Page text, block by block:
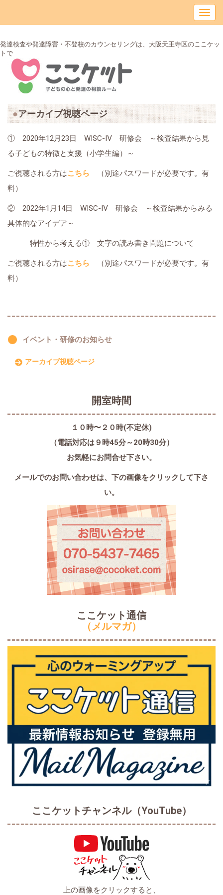
発達検査や発達障害・不登校のカウンセリングは、大阪天王寺区のここケッ
トで
アーカイブ視聴ページ
① 2020年12月23日 WISC-Ⅳ 研修会 ～検査結果から見
る子どもの特徴と支援（小学生編）～
ご視聴される方はこちら （別途パスワードが必要です。有
料）
② 2022年1月14日 WISC-Ⅳ 研修会 ～検査結果からみる
具体的なアイデア～
特性から考える① 文字の読み書き問題について
ご視聴される方はこちら （別途パスワードが必要です。有
料）
イベント・研修のお知らせ
アーカイブ視聴ページ
開室時間
１０時〜２０時(不定休)
（電話対応は９時45分～20時30分）
お気軽にお問合せ下さい。
メールでのお問い合わせは、 下の画像をクリックして下さ
い。
ここケット通信
（メルマガ）
ここケットチャンネル（YouTube）
上の画像をクリックすると、